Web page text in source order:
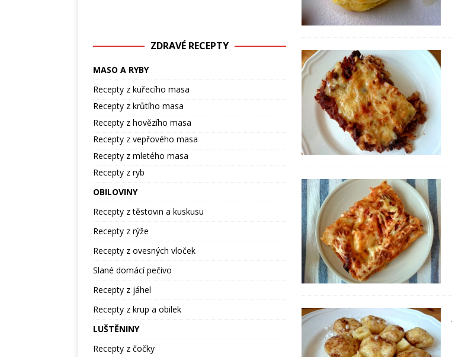
ZDRAVÉ RECEPTY
MASO A RYBY
Recepty z kuřecího masa
Recepty z krůtího masa
Recepty z hovězího masa
Recepty z vepřového masa
Recepty z mletého masa
Recepty z ryb
OBILOVINY
Recepty z těstovin a kuskusu
Recepty z rýže
Recepty z ovesných vloček
Slané domácí pečivo
Recepty z jáhel
Recepty z krup a obilek
LUŠTĚNINY
Recepty z čočky